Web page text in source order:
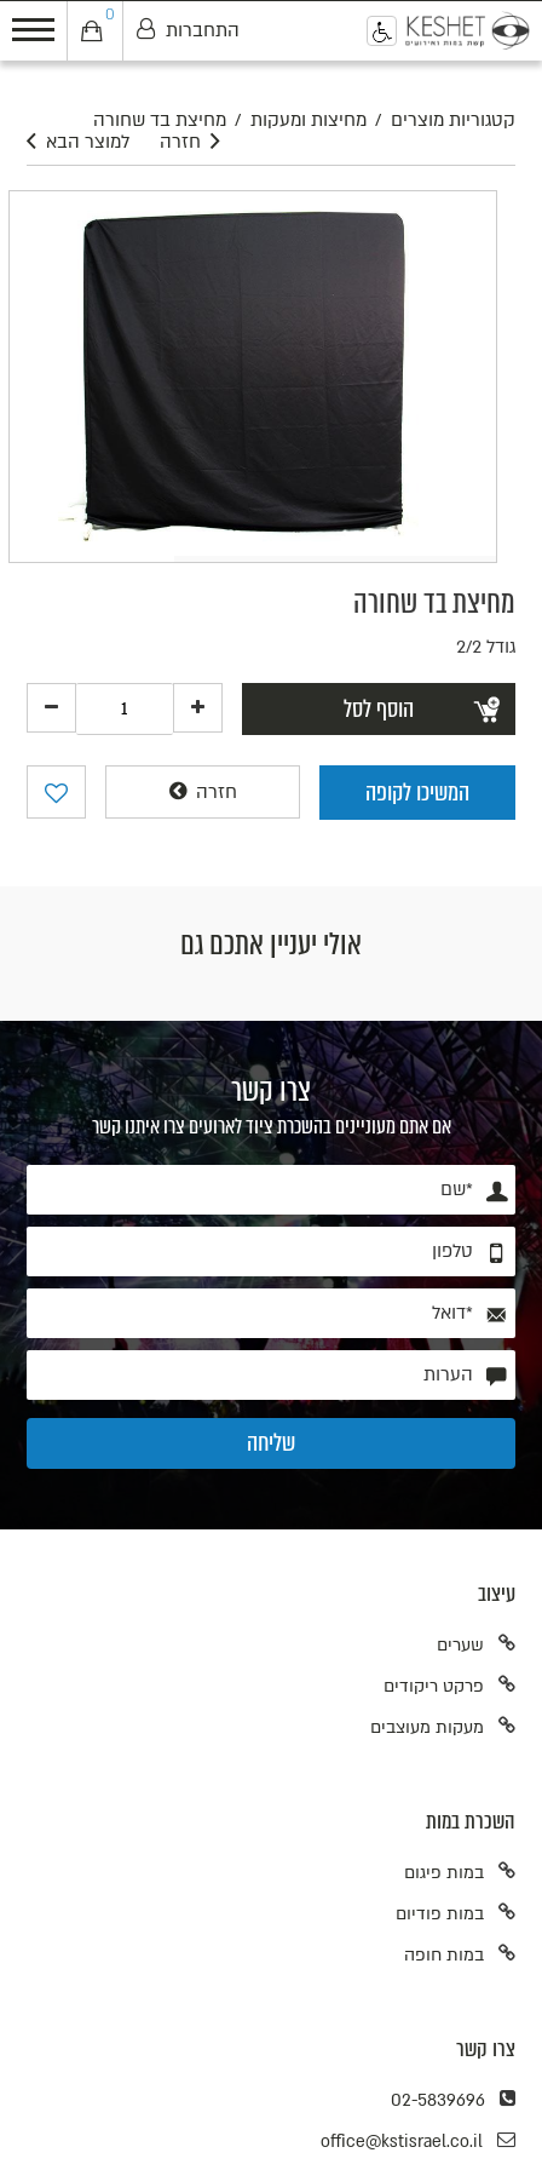
0
התחברות
קטגוריות מוצרים / מחיצות ומעקות / מחיצת בד שחורה
למוצר הבא
חזרה
מחיצת בד שחורה
גודל 2/2
הוסף לסל
המשיכו לקופה חזרה
אולי יעניין אתכם גם
צרו קשר
אם אתם מעוניינים בהשכרת ציוד לארועים צרו איתנו קשר
עיצוב
שערים
פרקט ריקודים
מעקות מעוצבים
השכרת במות
במות פיגום
במות פודיום
במות חופה
צרו קשר
02-5839696
office@kstisrael.co.il